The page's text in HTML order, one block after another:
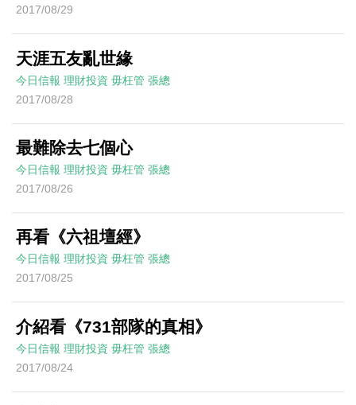
2017/08/29
天涯五友亂世緣
今日信報 理財投資 毋枉管 張總
2017/08/28
最難除去七個心
今日信報 理財投資 毋枉管 張總
2017/08/26
再看《六祖壇經》
今日信報 理財投資 毋枉管 張總
2017/08/25
介紹看《731部隊的真相》
今日信報 理財投資 毋枉管 張總
2017/08/24